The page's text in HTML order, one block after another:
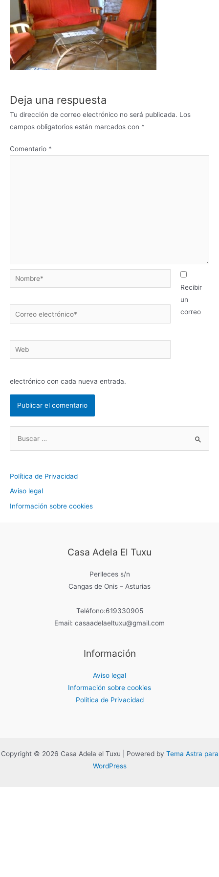
Deja una respuesta
Tu dirección de correo electrónico no será publicada. Los
campos obligatorios están marcados con *
Comentario *
Nombre*
Correo
electrónico*
Web
Recibir
un
correo
electrónico con cada nueva entrada.
c
o
Política de Privacidad
Aviso legal
Información sobre cookies
Casa Adela El Tuxu
Perlleces s/n
Cangas de Onis – Asturias
Teléfono:619330905
Email: casaadelaeltuxu@gmail.com
Información
Aviso legal
Información sobre cookies
Política de Privacidad
Copyright © 2026 Casa Adela el Tuxu | Powered by Tema Astra para
WordPress